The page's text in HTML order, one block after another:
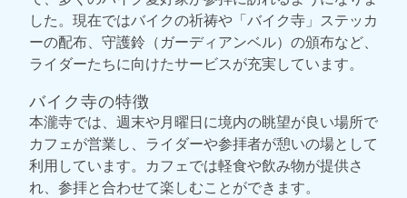
した。現在ではバイクの祈祷や「バイク寺」ステッカ
ーの配布、守護鈴（ガーディアンベル）の頒布など、
ライダーたちに向けたサービスが充実しています。
バイク寺の特徴
本瀧寺では、週末や月曜日に境内の眺望が良い場所で
カフェが営業し、ライダーや参拝者が憩いの場として
利用しています。カフェでは軽食や飲み物が提供さ
れ、参拝と合わせて楽しむことができます。